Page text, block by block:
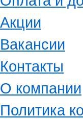
Акции
Вакансии
Контакты
О компании
Политика